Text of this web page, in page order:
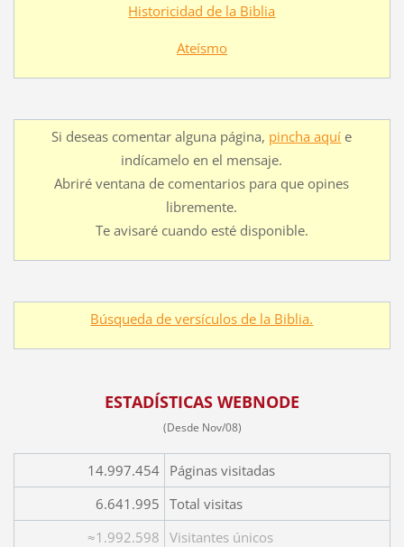
Historicidad de la Biblia
Ateísmo
Si deseas comentar alguna página, pincha aquí e
indícamelo en el mensaje.
Abriré ventana de comentarios para que opines
libremente.
Te avisaré cuando esté disponible.
Búsqueda de versículos de la Biblia.
ESTADÍSTICAS WEBNODE
(Desde Nov/08)
14.997.454
Páginas visitadas
6.641.995 Total visitas
≈1.992.598 Visitantes únicos